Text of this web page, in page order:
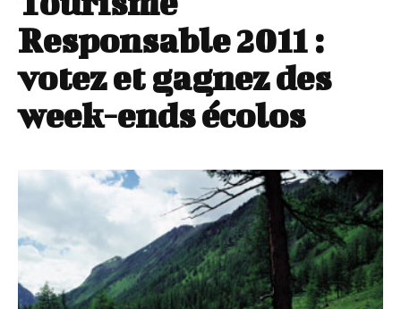
Responsable 2011 :
votez et gagnez des
week-ends écolos